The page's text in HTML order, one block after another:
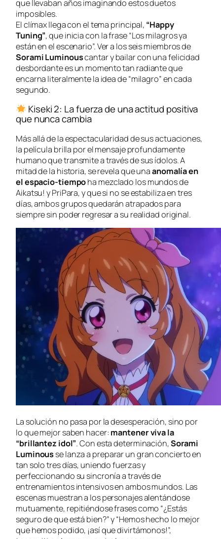
que llevaban años imaginando estos duetos
imposibles.
El clímax llega con el tema principal, “Happy
Tuning”, que inicia con la frase “Los milagros ya
están en el escenario”. Ver a los seis miembros de
Sorami Luminouscantar y bailar con una felicidad
desbordante es un momento tan radiante que
encarna literalmente la idea de “milagro” en cada
segundo.
Kiseki 2: La fuerza de una actitud positiva
que nunca cambia
Más allá de la espectacularidad de sus actuaciones,
la película brilla por el mensaje profundamente
humano que transmite a través de sus ídolos. A
mitad de la historia, se revela que unaanomalía en
el espacio-tiempoha mezclado los mundos de
Aikatsu! yPriPara, y que si no se estabiliza en tres
días, ambos grupos quedarán atrapados para
siempre sin poder regresar a su realidad original.
La solución no pasa por la desesperación, sino por
lo que mejor saben hacer: mantener viva la
“brillantez idol”. Con esta determinación,Sorami
Luminousse lanza a preparar un gran concierto en
tan solo tres días, uniendo fuerzas y
perfeccionando su sincronía a través de
entrenamientos intensivos en ambos mundos. Las
escenas muestran a los personajes alentándose
mutuamente, repitiéndose frases como “¿Estás
seguro de que está bien?” y “Hemos hecho lo mejor
que hemos podido, ¡así que divirtámonos!”,